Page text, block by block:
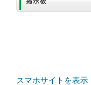
スマホサイトを表示